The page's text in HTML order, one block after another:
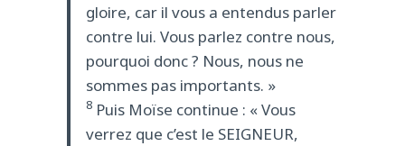
gloire, car il vous a entendus parler
contre lui. Vous parlez contre nous,
pourquoi donc ? Nous, nous ne
sommes pas importants. »
8Puis Moïse continue : « Vous
verrez que c’est le SEIGNEUR,